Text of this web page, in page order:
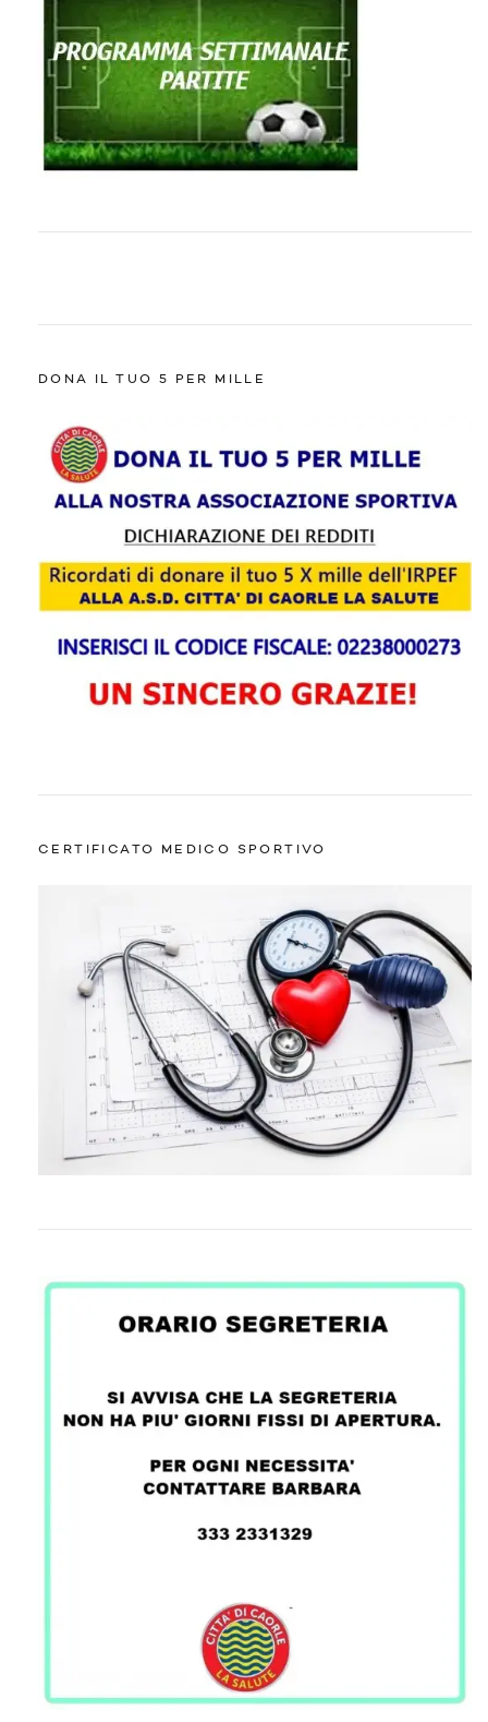
DONA IL TUO 5 PER MILLE
CERTIFICATO MEDICO SPORTIVO